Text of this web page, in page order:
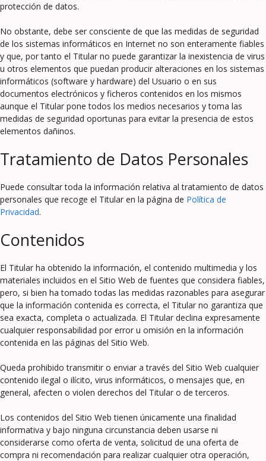
protección de datos.
No obstante, debe ser consciente de que las medidas de seguridad
de los sistemas informáticos en Internet no son enteramente fiables
y que, por tanto el Titular no puede garantizar la inexistencia de virus
u otros elementos que puedan producir alteraciones en los sistemas
informáticos (software y hardware) del Usuario o en sus
documentos electrónicos y ficheros contenidos en los mismos
aunque el Titular pone todos los medios necesarios y toma las
medidas de seguridad oportunas para evitar la presencia de estos
elementos dañinos.
Tratamiento de Datos Personales
Puede consultar toda la información relativa al tratamiento de datos
personales que recoge el Titular en la página de Política de
Privacidad.
Contenidos
El Titular ha obtenido la información, el contenido multimedia y los
materiales incluidos en el Sitio Web de fuentes que considera fiables,
pero, si bien ha tomado todas las medidas razonables para asegurar
que la información contenida es correcta, el Titular no garantiza que
sea exacta, completa o actualizada. El Titular declina expresamente
cualquier responsabilidad por error u omisión en la información
contenida en las páginas del Sitio Web.
Queda prohibido transmitir o enviar a través del Sitio Web cualquier
contenido ilegal o ilícito, virus informáticos, o mensajes que, en
general, afecten o violen derechos del Titular o de terceros.
Los contenidos del Sitio Web tienen únicamente una finalidad
informativa y bajo ninguna circunstancia deben usarse ni
considerarse como oferta de venta, solicitud de una oferta de
compra ni recomendación para realizar cualquier otra operación,